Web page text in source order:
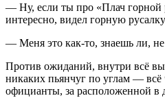
— Ну, если ты про «Плач горной
интересно, видел горную
— Меня это как-то, знаешь ли,
Против ожиданий, внутри всё
никаких пьянчуг по углам — всё
официанты, за расположенной в